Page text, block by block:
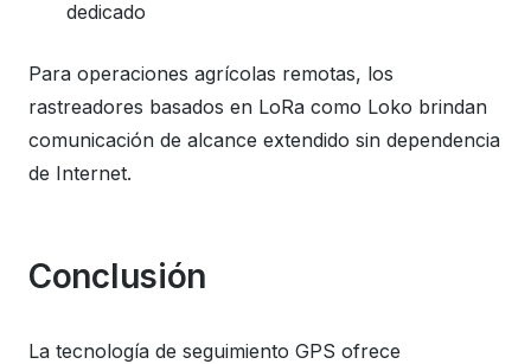
dedicado
Para operaciones agrícolas remotas, los
rastreadores basados ​​en LoRa como Loko brindan
comunicación de alcance extendido sin dependencia
de Internet.
Conclusión
La tecnología de seguimiento GPS ofrece